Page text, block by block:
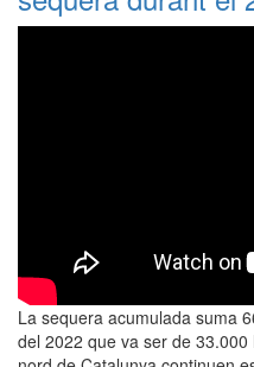
La sequera acumulada suma
del 2022 que va ser de